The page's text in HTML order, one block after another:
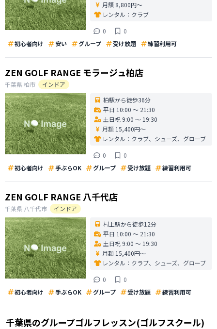
月額 8,800円〜
レンタル： クラブ
0
0
初心者向け
安い グループ 受け放題 練習利用可
ZEN GOLF RANGE モラージュ柏店
千葉県柏市
インドア
柏駅から徒歩36分
平日 10:00 〜 21:30
土日祝 9:00 〜 19:30
月額 15,400円〜
レンタル： クラブ、シューズ、グローブ
0
0
初心者向け
手ぶらOK グループ 受け放題 練習利用可
ZEN GOLF RANGE 八千代店
千葉県 八千代市
インドア
村上駅から徒歩12分
平日 10:00 〜 21:30
土日祝 9:00 〜 19:30
月額 15,400円〜
レンタル： クラブ、シューズ、グローブ
0
0
初心者向け
手ぶらOK グループ 受け放題 練習利用可
千葉県のグループゴルフレッスン(ゴルフスクール)